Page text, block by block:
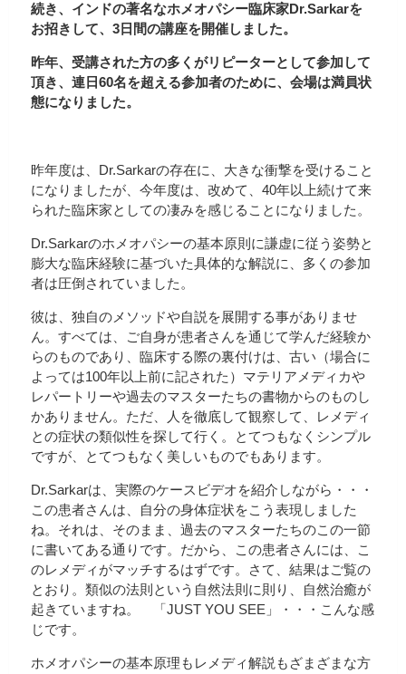
続き、インドの著名なホメオパシー臨床家Dr.Sarkarを
お招きして、3日間の講座を開催しました。
昨年、受講された方の多くがリピーターとして参加して
頂き、連日60名を超える参加者のために、会場は満員状
態になりました。
昨年度は、Dr.Sarkarの存在に、大きな衝撃を受けること
になりましたが、今年度は、改めて、40年以上続けて来
られた臨床家としての凄みを感じることになりました。
Dr.Sarkarのホメオパシーの基本原則に謙虚に従う姿勢と
膨大な臨床経験に基づいた具体的な解説に、多くの参加
者は圧倒されていました。
彼は、独自のメソッドや自説を展開する事がありませ
ん。すべては、ご自身が患者さんを通じて学んだ経験か
らのものであり、臨床する際の裏付けは、古い（場合に
よっては100年以上前に記された）マテリアメディカや
レパートリーや過去のマスターたちの書物からのものし
かありません。ただ、人を徹底して観察して、レメディ
との症状の類似性を探して行く。とてつもなくシンプル
ですが、とてつもなく美しいものでもあります。
Dr.Sarkarは、実際のケースビデオを紹介しながら・・・
この患者さんは、自分の身体症状をこう表現しました
ね。それは、そのまま、過去のマスターたちのこの一節
に書いてある通りです。だから、この患者さんには、こ
のレメディがマッチするはずです。さて、結果はご覧の
とおり。類似の法則という自然法則に則り、自然治癒が
起きていますね。 「JUST YOU SEE」・・・こんな感
じです。
ホメオパシーの基本原理もレメディ解説もざまざまな方